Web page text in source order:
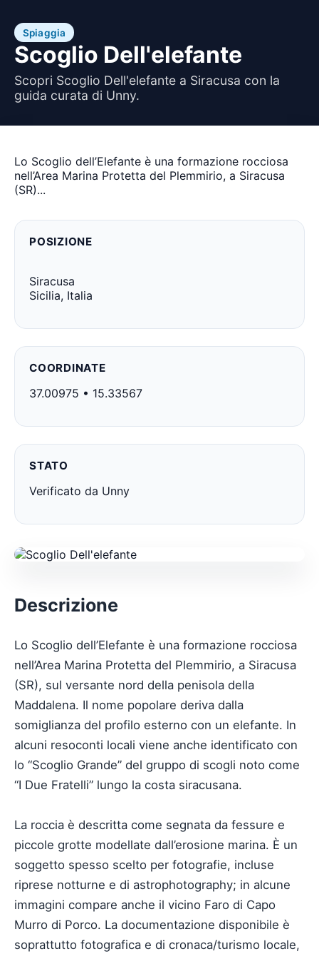
Spiaggia
Scoglio Dell'elefante
Scopri Scoglio Dell'elefante a Siracusa con la
guida curata di Unny.
Lo Scoglio dell’Elefante è una formazione rocciosa
nell’Area Marina Protetta del Plemmirio, a Siracusa
(SR)...
POSIZIONE
Siracusa
Sicilia, Italia
COORDINATE
37.00975 • 15.33567
STATO
Verificato da Unny
Descrizione
Lo Scoglio dell’Elefante è una formazione rocciosa
nell’Area Marina Protetta del Plemmirio, a Siracusa
(SR), sul versante nord della penisola della
Maddalena. Il nome popolare deriva dalla
somiglianza del profilo esterno con un elefante. In
alcuni resoconti locali viene anche identificato con
lo “Scoglio Grande” del gruppo di scogli noto come
“I Due Fratelli” lungo la costa siracusana.
La roccia è descritta come segnata da fessure e
piccole grotte modellate dall’erosione marina. È un
soggetto spesso scelto per fotografie, incluse
riprese notturne e di astrophotography; in alcune
immagini compare anche il vicino Faro di Capo
Murro di Porco. La documentazione disponibile è
soprattutto fotografica e di cronaca/turismo locale,